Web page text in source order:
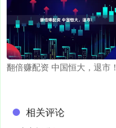
翻倍赚配资 中国恒大，退市！
相关评论